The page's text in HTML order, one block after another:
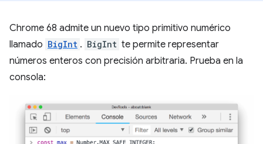
Chrome 68 admite un nuevo tipo primitivo numérico
llamado BigInt . BigInt te permite representar
números enteros con precisión arbitraria. Prueba en la
consola: